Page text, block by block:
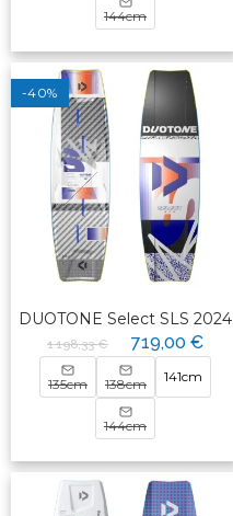
144cm
-40%
DUOTONE Select SLS 2024
1 198,33 € 719,00 €
135cm 138cm 141cm
144cm